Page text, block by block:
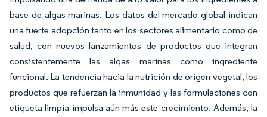
base de algas marinas. Los datos del mercado global indican
una fuerte adopción tanto en los sectores alimentario como de
salud, con nuevos lanzamientos de productos que integran
consistentemente las algas marinas como ingrediente
funcional. La tendencia hacia la nutrición de origen vegetal, los
productos que refuerzan la inmunidad y las formulaciones con
etiqueta limpia impulsa aún más este crecimiento. Además, la